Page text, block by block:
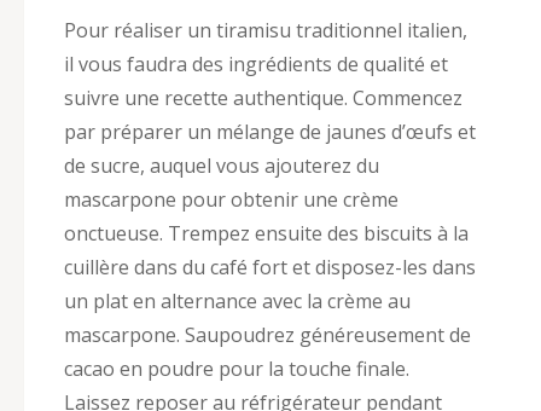
Pour réaliser un tiramisu traditionnel italien,
il vous faudra des ingrédients de qualité et
suivre une recette authentique. Commencez
par préparer un mélange de jaunes d’œufs et
de sucre, auquel vous ajouterez du
mascarpone pour obtenir une crème
onctueuse. Trempez ensuite des biscuits à la
cuillère dans du café fort et disposez-les dans
un plat en alternance avec la crème au
mascarpone. Saupoudrez généreusement de
cacao en poudre pour la touche finale.
Laissez reposer au réfrigérateur pendant